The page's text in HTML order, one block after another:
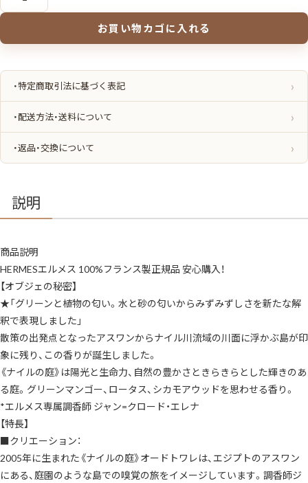
メ
ー
ワ
ナ
の
100ml〈レ
フ
ィ
プ
フ
ラ
ン
ス
製
ラ
ッ
ピ
ン
グ
セ
ッ
ト
紙
袋・
リ
ボ
ン
付
き
プ
レ
ゼ
ン
ト・
お買い物カゴに入れる
・特定商取引法に基づく表記
・配送方法・送料について
・返品・交換について
説明
商品説明
HERMESエルメス 100%フランス製正規品 安心購入！
【オブジェの秘密】
★「グリーンと植物の匂い。水と砂の匂いからみずみずしさを新たな解
釈で表現しました」
散策の出発点となったアスワンからナイル川流域の川面に浮かぶ島が印
象に残り、この香りが誕生しました。
《ナイルの庭》は陽光と生命力、自然の豊かさときらきらとした輝きのあ
る庭。グリーンマンゴー、ロータス、シカモアウッドを思わせる香り。
*エルメス専属調香師 ジャン=クロード・エレナ
【特長】
■クリエーション：
2005年に生まれた《ナイルの庭》オードトワレは、エジプトのアスワン
にある、庭園のような島での嗅覚の旅をイメージしています。調香師ジ